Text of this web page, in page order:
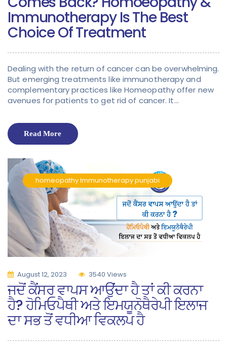
Immunotherapy Is The Best
Choice Of Treatment
Dealing with the return of cancer can be overwhelming.
But emerging treatments like immunotherapy and
complementary practices like Homeopathy offer new
avenues for patients to get rid of cancer. It…
Read More
homeopathyImmunotherapypunjabi
August 12, 2023 3540 Views
ਜਦੋਂ ਕੈਂਸਰ ਵਾਪਸ ਆਉਂਦਾ ਹੈ ਤਾਂ ਕੀ ਕਰਨਾ
ਹੈ? ਹੋਮਿਓਪੈਥੀ ਅਤੇ ਇਮਯੂਨੋਥੈਰੇਪੀ ਇਲਾਜ
ਦਾ ਸਭ ਤੋਂ ਵਧੀਆ ਵਿਕਲਪ ਹੈ